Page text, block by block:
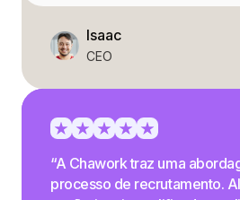
Isaac
CEO
“A Chawork traz uma
processo de recrutamento.